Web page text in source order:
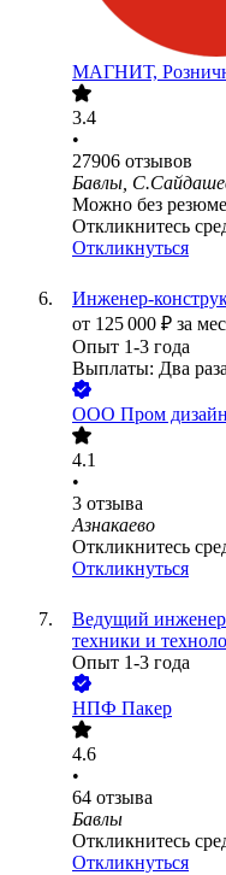
МАГНИТ,
3.4
•
27906 отзывов
Бавлы,
Можно без резюме
Откликнитесь
Откликнуться
Инженер-
от 125 000 ₽ за
Опыт 1-3 года
Выплаты: Два
ООО Пром дизайн
4.1
•
3 отзыва
Азнакаево
Откликнитесь
Откликнуться
Ведущий
техники и
Опыт 1-3 года
НПФ Пакер
4.6
•
64 отзыва
Бавлы
Откликнитесь
Откликнуться